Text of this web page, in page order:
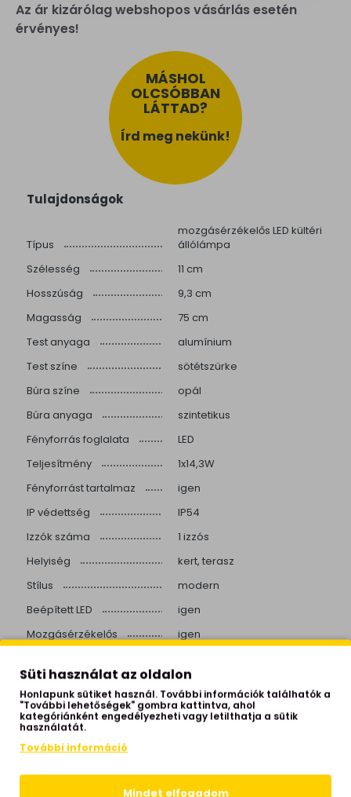
Az ár kizárólag webshopos vásárlás esetén
érvényes!
MÁSHOL
OLCSÓBBAN
LÁTTAD?
Írd meg nekünk!
Tulajdonságok
Típus
mozgásérzékelős LED kültéri
állólámpa
Szélesség
11 cm
Hosszúság
9,3 cm
Magasság
75 cm
Test anyaga
alumínium
Test színe
sötétszürke
Búra színe
opál
Búra anyaga
szintetikus
Fényforrás foglalata
LED
Teljesítmény
1x14,3W
Fényforrást tartalmaz
igen
IP védettség
IP54
Izzók száma
1 izzós
Helyiség
kert, terasz
Stílus
modern
Beépített LED
igen
Mozgásérzékelős
igen
Színhőmérséklet
3000 Kelvin
Fényerő
1150 lumen
Hálózati feszültség
Garancia
Sugárzási szög
124°
Süti használat az oldalon
Honlapunk sütiket használ. További információk találhatók a
"További lehetőségek" gombra kattintva, ahol
kategóriánként engedélyezheti vagy letilthatja a sütik
használatát.
További információ
Mindet elfogadom